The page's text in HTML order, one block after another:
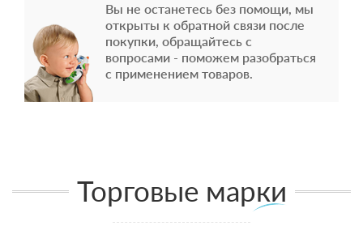
Вы не останетесь без помощи, мы
открыты к обратной связи после
покупки, обращайтесь с
вопросами - поможем разобраться
с применением товаров.
Торговые марки